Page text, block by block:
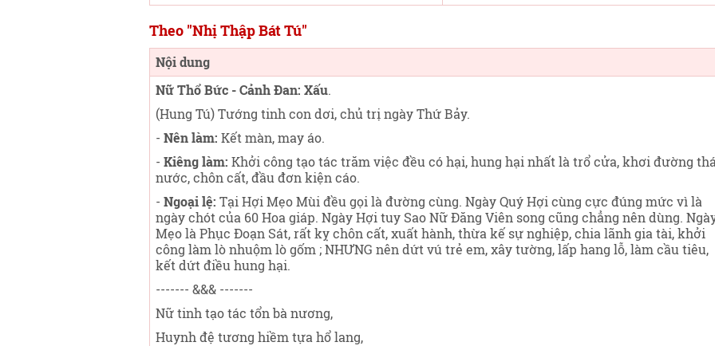
Theo "Nhị Thập Bát Tú"
Nội dung
Nữ Thổ Bức - Cảnh Đan: Xấu.
(Hung Tú) Tướng tinh con dơi, chủ trị ngày Thứ Bảy.
- Nên làm: Kết màn, may áo.
- Kiêng làm: Khởi công tạo tác trăm việc đều có hại, hung hại nhất là trổ cửa, khơi đường
nước, chôn cất, đầu đơn kiện cáo.
- Ngoại lệ: Tại Hợi Mẹo Mùi đều gọi là đường cùng. Ngày Quý Hợi cùng cực đúng mức vì là
ngày chót của 60 Hoa giáp. Ngày Hợi tuy Sao Nữ Đăng Viên song cũng chẳng nên dùng.
Mẹo là Phục Đoạn Sát, rất kỵ chôn cất, xuất hành, thừa kế sự nghiệp, chia lãnh gia tài, khởi
công làm lò nhuộm lò gốm ; NHƯNG nên dứt vú trẻ em, xây tường, lấp hang lỗ, làm cầu tiêu,
kết dứt điều hung hại.
------- &&& -------
Nữ tinh tạo tác tổn bà nương,
Huynh đệ tương hiềm tựa hổ lang,